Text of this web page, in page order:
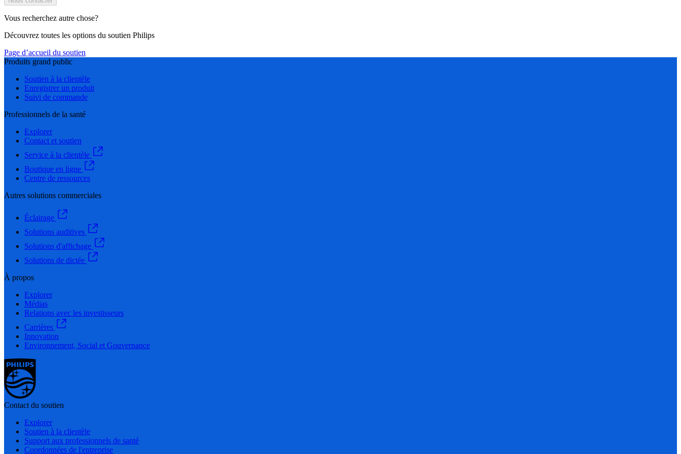
Vous recherchez autre chose?
Découvrez toutes les options du soutien Philips
Page d’accueil du soutien
Produits grand public
Soutien à la clientèle
Enregistrer un produit
Suivi de commande
Professionnels de la santé
Explorer
Contact et soutien
Service à la clientèle
Boutique en ligne
Centre de ressources
Autres solutions commerciales
Éclairage
Solutions auditives
Solutions d'affichage
Solutions de dictée
À propos
Explorer
Médias
Relations avec les investisseurs
Carrières
Innovation
Environnement, Social et Gouvernance
Contact du soutien
Explorer
Soutien à la clientèle
Support aux professionnels de santé
Coordonnées de l'entreprise